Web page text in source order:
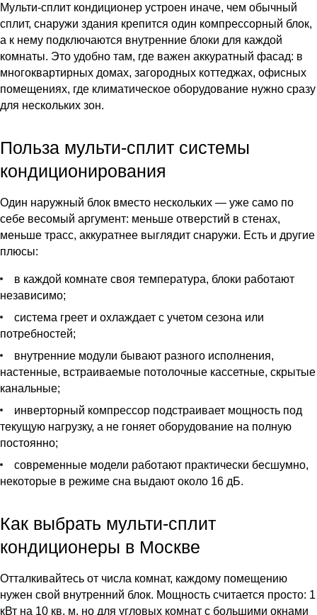
Мульти-сплит кондиционер устроен иначе, чем обычный
сплит, снаружи здания крепится один компрессорный блок,
а к нему подключаются внутренние блоки для каждой
комнаты. Это удобно там, где важен аккуратный фасад: в
многоквартирных домах, загородных коттеджах, офисных
помещениях, где климатическое оборудование нужно сразу
для нескольких зон.
Польза мульти-сплит системы
кондиционирования
Один наружный блок вместо нескольких — уже само по
себе весомый аргумент: меньше отверстий в стенах,
меньше трасс, аккуратнее выглядит снаружи. Есть и другие
плюсы:
в каждой комнате своя температура, блоки работают
независимо;
система греет и охлаждает с учетом сезона или
потребностей;
внутренние модули бывают разного исполнения,
настенные, встраиваемые потолочные кассетные, скрытые
канальные;
инверторный компрессор подстраивает мощность под
текущую нагрузку, а не гоняет оборудование на полную
постоянно;
современные модели работают практически бесшумно,
некоторые в режиме сна выдают около 16 дБ.
Как выбрать мульти-сплит
кондиционеры в Москве
Отталкивайтесь от числа комнат, каждому помещению
нужен свой внутренний блок. Мощность считается просто: 1
кВт на 10 кв. м, но для угловых комнат с большими окнами